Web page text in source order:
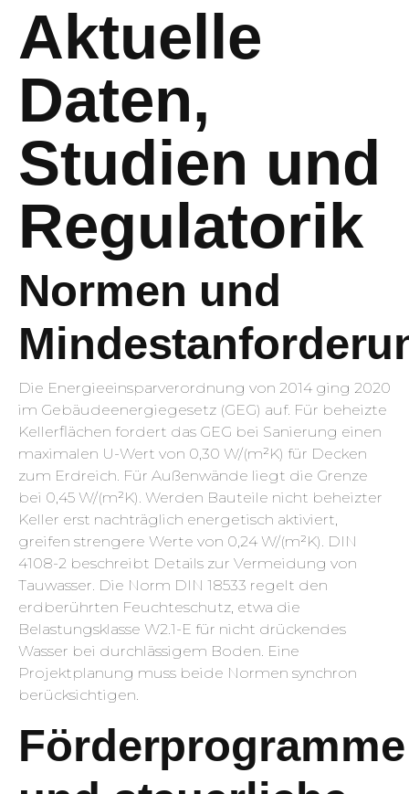
Aktuelle
Daten,
Studien und
Regulatorik
Normen und
Die Energieeinsparverordnung von 2014 ging 2020
im Gebäudeenergiegesetz (GEG) auf. Für beheizte
Kellerflächen fordert das GEG bei Sanierung einen
maximalen U-Wert von 0,30 W/(m²K) für Decken
zum Erdreich. Für Außenwände liegt die Grenze
bei 0,45 W/(m²K). Werden Bauteile nicht beheizter
Keller erst nachträglich energetisch aktiviert,
greifen strengere Werte von 0,24 W/(m²K). DIN
4108-2 beschreibt Details zur Vermeidung von
Tauwasser. Die Norm DIN 18533 regelt den
erdberührten Feuchteschutz, etwa die
Belastungsklasse W2.1-E für nicht drückendes
Wasser bei durchlässigem Boden. Eine
Projektplanung muss beide Normen synchron
berücksichtigen.
Förderprogramme